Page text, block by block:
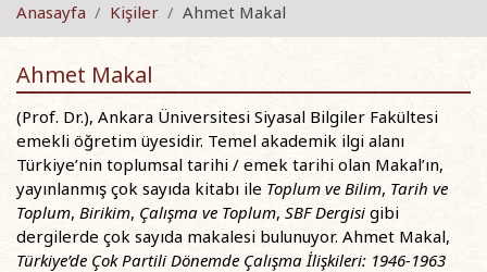
Anasayfa Kişiler Ahmet Makal
Ahmet Makal
(Prof. Dr.), Ankara Üniversitesi Siyasal Bilgiler Fakültesi
emekli öğretim üyesidir. Temel akademik ilgi alanı
Türkiye’nin toplumsal tarihi / emek tarihi olan Makal’ın,
yayınlanmış çok sayıda kitabı ile Toplum ve Bilim, Tarih ve
Toplum, Birikim, Çalışma ve Toplum, SBF Dergisi gibi
dergilerde çok sayıda makalesi bulunuyor. Ahmet Makal,
Türkiye’de Çok Partili Dönemde Çalışma İlişkileri: 1946-1963